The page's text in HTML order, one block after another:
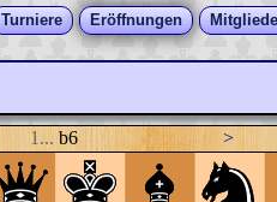
Turniere Eröffnungen
1... b6 >